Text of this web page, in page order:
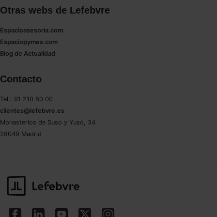
Otras webs de Lefebvre
Espacioasesoria.com
Espaciopymes.com
Blog de Actualidad
Contacto
Tel.: 91 210 80 00
clientes@lefebvre.es
Monasterios de Suso y Yuso, 34
28049 Madrid